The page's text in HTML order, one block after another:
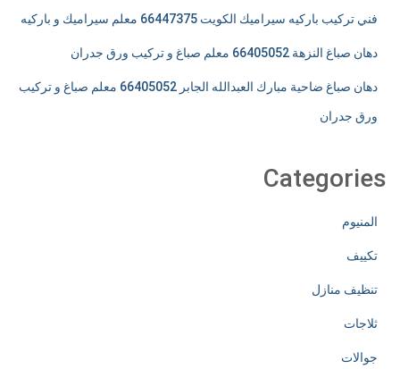
فني تركيب باركيه سيراميك الكويت 66447375 معلم سيراميك و باركيه
دهان صباغ النزهة 66405052 معلم صباغ و تركيب ورق جدران
دهان صباغ ضاحية مبارك العبدالله الجابر 66405052 معلم صباغ و تركيب
ورق جدران
Categories
المنيوم
تكييف
تنظيف منازل
ثلاجات
جوالات